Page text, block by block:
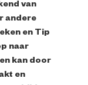
van
andere
en Tip
naar
kan door
en